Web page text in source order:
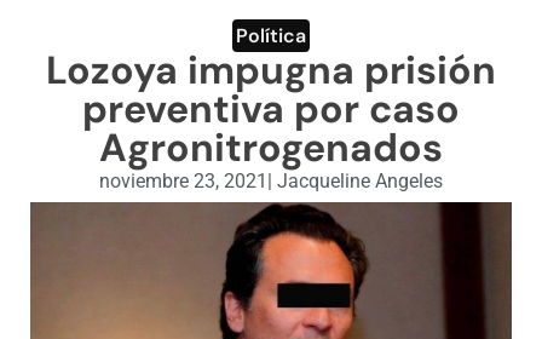
ENGLISH SECTION
VIDEOS
Política
Lozoya impugna prisión
preventiva por caso
Agronitrogenados
noviembre 23, 2021 | Jacqueline Angeles